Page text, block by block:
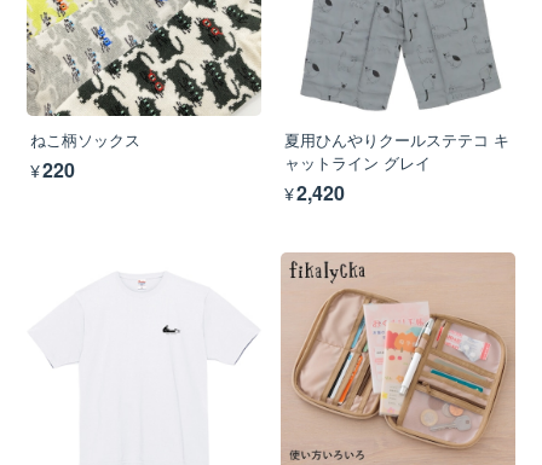
ねこ柄ソックス
¥220
夏用ひんやりクールステテコ キ
ャットライン グレイ
¥2,420